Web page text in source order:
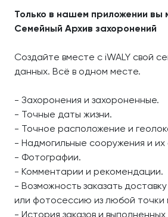
Только в нашем приложении вы
Семейный Архив захоронений
Создайте вместе с iWALY свой
данных. Всё в одном месте.
- Захоронения и захороненные.
- Точные даты жизни.
- Точное расположение и
- Надмогильные сооружения и их
- Фотографии.
- Комментарии и рекомендации.
- Возможность заказать
или фотосессию из любой точки
- История заказов и